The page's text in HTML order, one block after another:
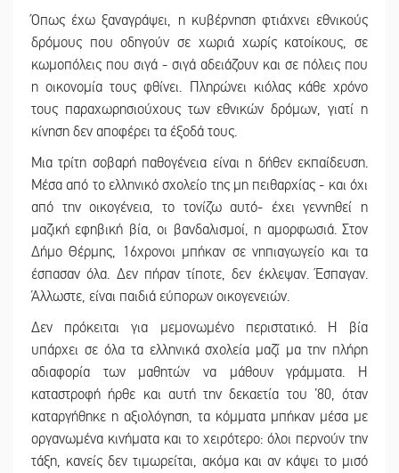
Όπως έχω ξαναγράψει, η κυβέρνηση φτιάχνει εθνικούς
δρόμους που οδηγούν σε χωριά χωρίς κατοίκους, σε
κωμοπόλεις που σιγά - σιγά αδειάζουν και σε πόλεις που
η οικονομία τους φθίνει. Πληρώνει κιόλας κάθε χρόνο
τους παραχωρησιούχους των εθνικών δρόμων, γιατί η
κίνηση δεν αποφέρει τα έξοδά τους.
Μια τρίτη σοβαρή παθογένεια είναι η δήθεν εκπαίδευση.
Μέσα από το ελληνικό σχολείο της μη πειθαρχίας - και όχι
από την οικογένεια, το τονίζω αυτό- έχει γεννηθεί η
μαζική εφηβική βία, οι βανδαλισμοί, η αμορφωσιά. Στον
Δήμο Θέρμης, 16χρονοι μπήκαν σε νηπιαγωγείο και τα
έσπασαν όλα. Δεν πήραν τίποτε, δεν έκλεψαν. Έσπαγαν.
Άλλωστε, είναι παιδιά εύπορων οικογενειών.
Δεν πρόκειται για μεμονωμένο περιστατικό. Η βία
υπάρχει σε όλα τα ελληνικά σχολεία μαζί μα την πλήρη
αδιαφορία των μαθητών να μάθουν γράμματα. Η
καταστροφή ήρθε και αυτή την δεκαετία του ’80, όταν
καταργήθηκε η αξιολόγηση, τα κόμματα μπήκαν μέσα με
οργανωμένα κινήματα και το χειρότερο: όλοι περνούν την
τάξη, κανείς δεν τιμωρείται, ακόμα και αν κάψει το μισό